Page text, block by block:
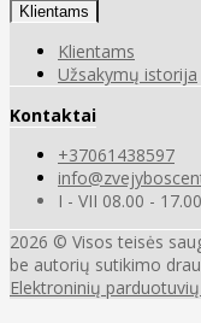
Klientams
Klientams
Užsakymų istorija
Kontaktai
+37061438597
I - VII 08.00 - 17.00
2026 © Visos teisės
be autorių sutikimo
Elektroninių